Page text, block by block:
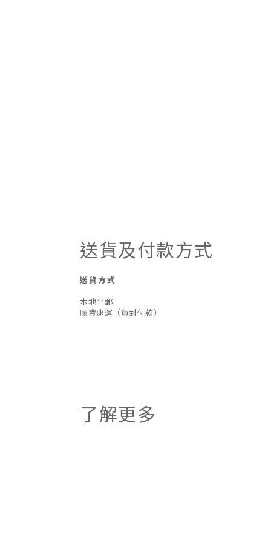
送貨及付款方式
送貨方式
本地平郵
順豐速運（貨到付款）
了解更多